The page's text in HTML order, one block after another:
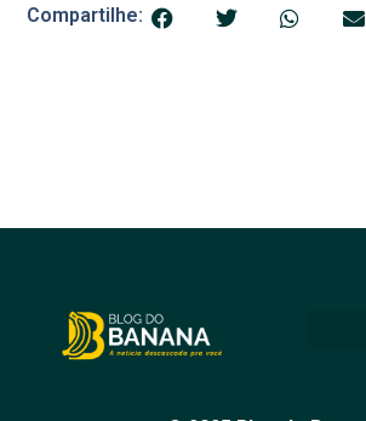
Compartilhe: